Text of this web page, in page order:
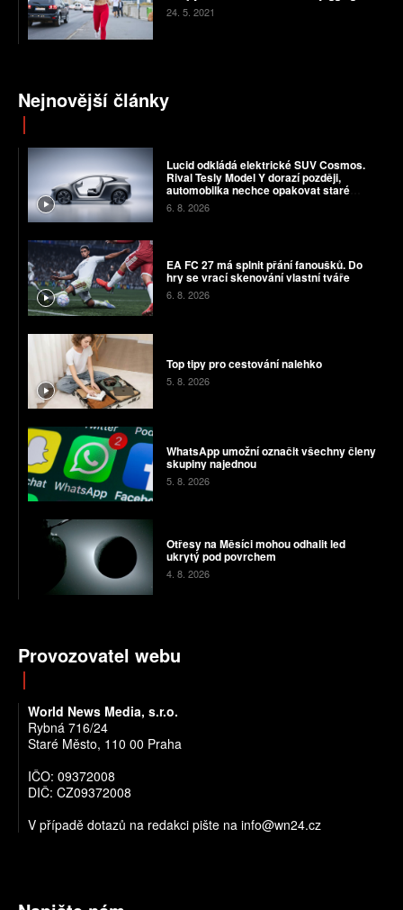
24. 5. 2021
Nejnovější články
Lucid odkládá elektrické SUV Cosmos.
Rival Tesly Model Y dorazí později,
automobilka nechce opakovat staré
chyby
6. 8. 2026
EA FC 27 má splnit přání fanoušků. Do
hry se vrací skenování vlastní tváře
6. 8. 2026
Top tipy pro cestování nalehko
5. 8. 2026
WhatsApp umožní označit všechny členy
skupiny najednou
5. 8. 2026
Otřesy na Měsíci mohou odhalit led
ukrytý pod povrchem
4. 8. 2026
Provozovatel webu
World News Media, s.r.o.
Rybná 716/24
Staré Město, 110 00 Praha
IČO: 09372008
DIČ: CZ09372008
V případě dotazů na redakci pište na info@wn24.cz